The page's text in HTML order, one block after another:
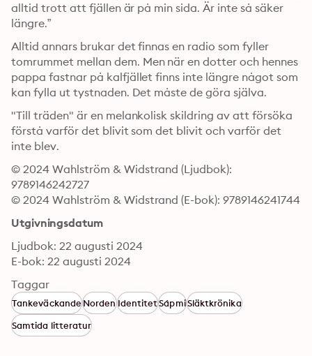
alltid trott att fjällen är på min sida. Är inte så säker
längre.”
Alltid annars brukar det finnas en radio som fyller
tomrummet mellan dem. Men när en dotter och hennes
pappa fastnar på kalfjället finns inte längre något som
kan fylla ut tystnaden. Det måste de göra själva.
"Till träden" är en melankolisk skildring av att försöka
förstå varför det blivit som det blivit och varför det
inte blev.
© 2024 Wahlström & Widstrand (Ljudbok):
9789146242727
© 2024 Wahlström & Widstrand (E-bok): 9789146241744
Utgivningsdatum
Ljudbok: 22 augusti 2024
E-bok: 22 augusti 2024
Taggar
TankeväckandeNordenIdentitetSápmiSläktkrönika
Samtida litteratur